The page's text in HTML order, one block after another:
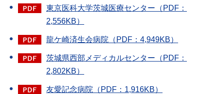
東京医科大学茨城医療センター（PDF：
2,556KB）
龍ケ崎済生会病院（PDF：4,949KB）
茨城県西部メディカルセンター（PDF：
2,802KB）
友愛記念病院（PDF：1,916KB）